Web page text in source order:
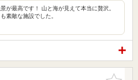
が最高です！ 山と海が見えて本当に贅沢。
素敵な施設でした。
お気に入